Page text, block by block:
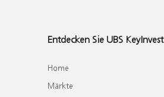
Entdecken Sie UBS KeyInvest
Home
Märkte